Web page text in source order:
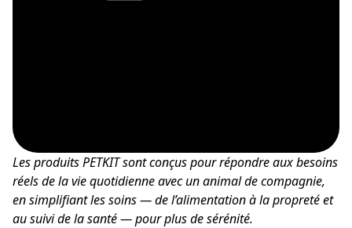
Les produits PETKIT sont conçus pour répondre aux besoins
réels de la vie quotidienne avec un animal de compagnie,
en simplifiant les soins — de l’alimentation à la propreté et
au suivi de la santé — pour plus de sérénité.